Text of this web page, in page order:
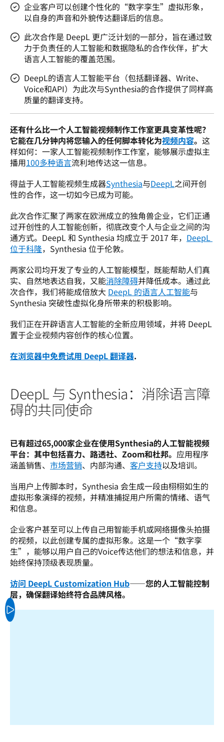
企业客户可以创建个性化的“数字孪生”虚拟形象，
以自身的声音和外貌传达翻译后的信息。
此次合作是 DeepL 更广泛计划的一部分，旨在通过致
力于负责任的人工智能和数据隐私的合作伙伴，扩大
语言人工智能的覆盖范围。
DeepL的语言人工智能平台（包括翻译器、Write、
Voice和API）为此次与Synthesia的合作提供了同样高
质量的翻译支持。
还有什么比一个人工智能视频制作工作室更具变革性呢？
它能在几分钟内将您输入的任何脚本转化为视频内容。 这
样如何：一家人工智能视频制作工作室，能够展示虚拟主
播用100多种语言流利地传达这一信息。
得益于人工智能视频生成器Synthesia与DeepL之间开创
性的合作，这一切如今已成为可能。
此次合作汇聚了两家在欧洲成立的独角兽企业，它们正通
过开创性的人工智能创新，彻底改变个人与企业之间的沟
通方式。DeepL 和 Synthesia 均成立于 2017 年， DeepL
位于科隆，Synthesia 位于伦敦。
两家公司均开发了专业的人工智能模型，既能帮助人们真
实、自然地表达自我，又能消除障碍并降低成本。通过此
次合作，我们将能成倍放大 DeepL 的语言人工智能与
Synthesia 突破性虚拟化身所带来的积极影响。
我们正在开辟语言人工智能的全新应用领域，并将 DeepL
置于企业视频内容创作的核心位置。
在浏览器中免费试用 DeepL 翻译器.
DeepL 与 Synthesia：消除语言障
碍的共同使命
已有超过65,000家企业在使用Synthesia的人工智能视频
平台：其中包括喜力、路透社、Zoom和杜邦。 应用程序
涵盖销售、 市场营销、内部沟通、 客户支持以及培训。
当用户上传脚本时，Synthesia 会生成一段由栩栩如生的
虚拟形象演绎的视频，并精准捕捉用户所需的情绪、语气
和信息。
企业客户甚至可以上传自己用智能手机或网络摄像头拍摄
的视频，以此创建专属的虚拟形象。这是一个“数字孪
生”，能够以用户自己的Voice传达他们的想法和信息，并
始终保持顶级表现质量。
访问 DeepL Customization Hub——您的人工智能控制
层，确保翻译始终符合品牌风格。